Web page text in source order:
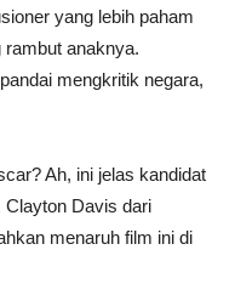
yang lebih paham
anaknya.
mengkritik negara,
Ah, ini jelas kandidat
Clayton Davis dari
menaruh film ini di